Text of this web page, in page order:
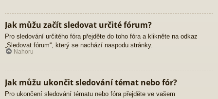
Jak můžu začít sledovat určité fórum?
Pro sledování určitého fóra přejděte do toho fóra a klikněte na odkaz
„Sledovat fórum“, který se nachází naspodu stránky.
Nahoru
Jak můžu ukončit sledování témat nebo fór?
Pro ukončení sledování tématu nebo fóra přejděte ve vašem